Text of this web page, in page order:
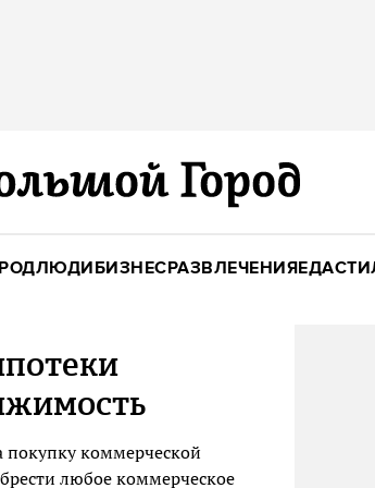
ЛЮДИБИЗНЕСРАЗВЛЕЧЕНИЯЕДА
покупку коммерческой
любое коммерческое